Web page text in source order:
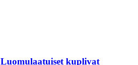
Luomulaatuiset kuplivat